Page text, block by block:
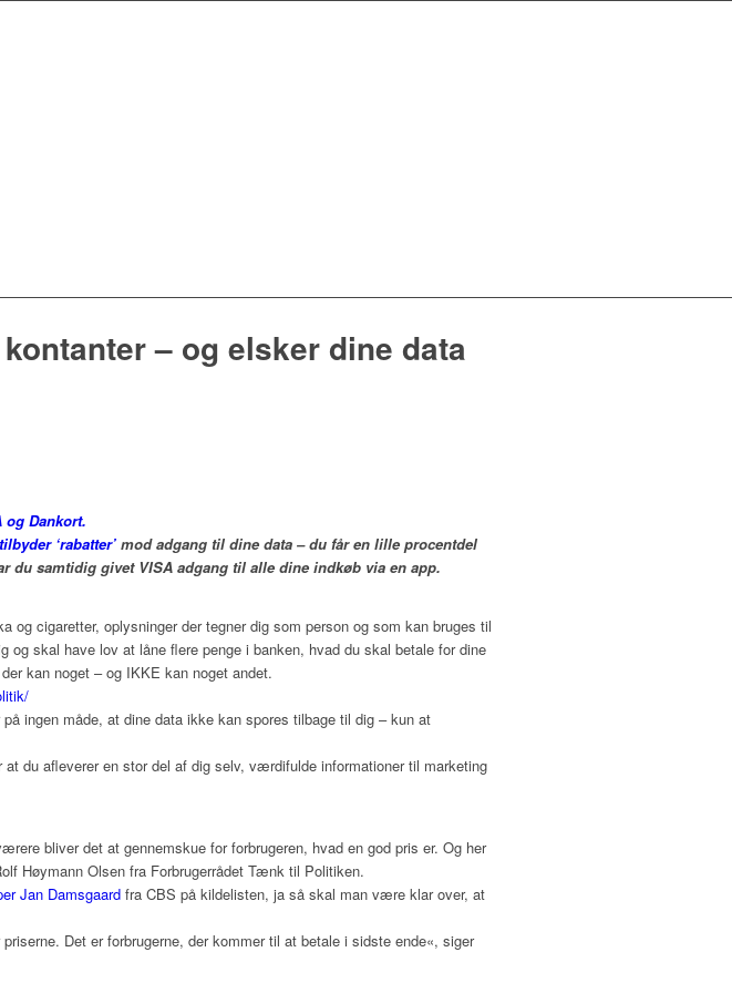
kontanter – og elsker dine data
Dankort.
‘rabatter’ mod adgang til dine data – du får en lille procentdel
du samtidig givet VISA adgang til alle dine indkøb via en app.
cigaretter, oplysninger der tegner dig som person og som kan bruges til
skal have lov at låne flere penge i banken, hvad du skal betale for dine
kan noget – og IKKE kan noget andet.
ingen måde, at dine data ikke kan spores tilbage til dig – kun at
at du afleverer en stor del af dig selv, værdifulde informationer til marketing
bliver det at gennemskue for forbrugeren, hvad en god pris er. Og her
Høymann Olsen fra Forbrugerrådet Tænk til Politiken.
Jan Damsgaard fra CBS på kildelisten, ja så skal man være klar over, at
Det er forbrugerne, der kommer til at betale i sidste ende«, siger